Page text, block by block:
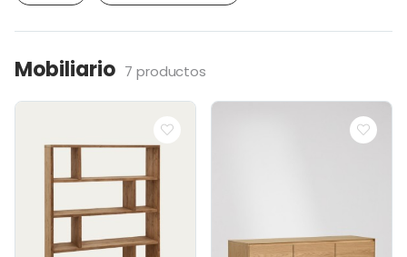
Mobiliario 7 productos